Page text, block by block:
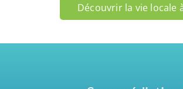
Découvrir la vie locale